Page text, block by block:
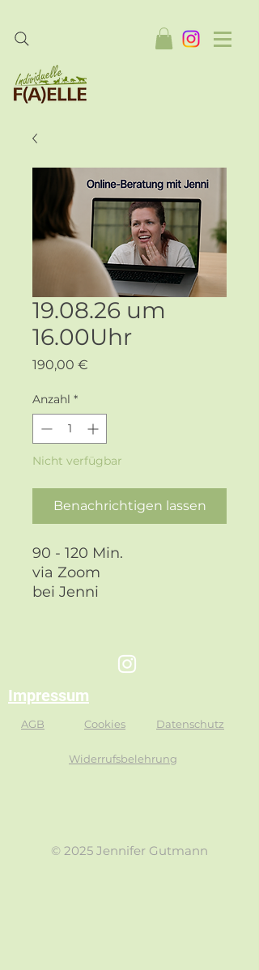
19.08.26 um
16.00Uhr
190,00 €
Anzahl *
Nicht verfügbar
Benachrichtigen lassen
90 - 120 Min.
via Zoom
bei Jenni
Impressum
AGB Cookies Datenschutz
Widerrufsbelehrung
© 2025 Jennifer Gutmann